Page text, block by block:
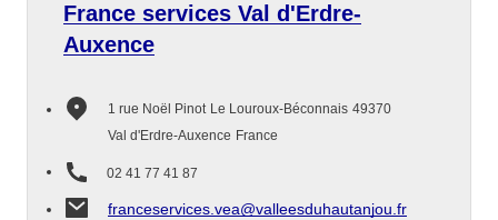
France services Val d'Erdre-
Auxence
1 rue Noël Pinot Le Louroux-Béconnais 49370
Val d'Erdre-Auxence France
02 41 77 41 87
franceservices.vea@valleesduhautanjou.fr